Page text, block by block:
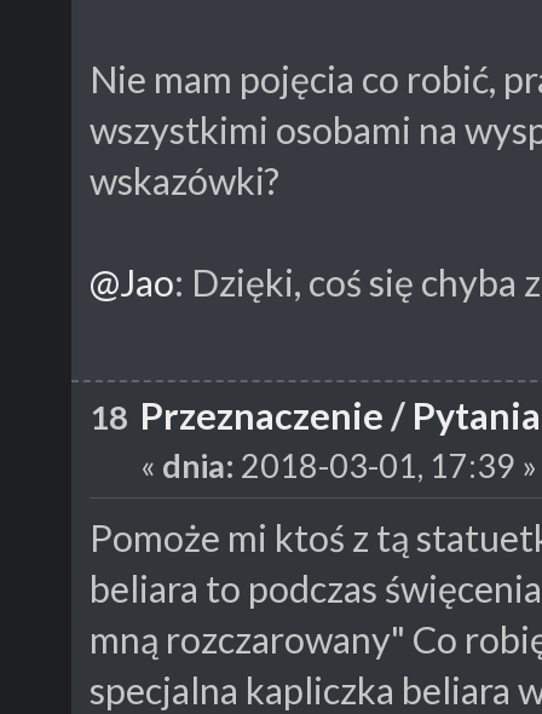
Nie mam pojęcia co robić,
wszystkimi osobami na
wskazówki?
@Jao: Dzięki, coś się chyba
18 Przeznaczenie /
« dnia: 2018-03-01, 17:39 »
Pomoże mi ktoś z tą
beliara to podczas
mną rozczarowany" Co
specjalna kapliczka beliara